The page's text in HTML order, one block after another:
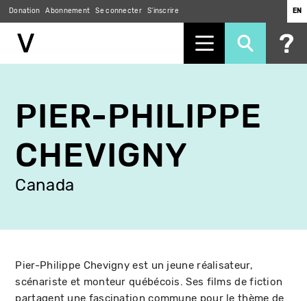
contenu
principal
Donation Abonnement Se connecter S'inscrire EN
PIER-PHILIPPE
CHEVIGNY
Canada
Pier-Philippe Chevigny est un jeune réalisateur,
scénariste et monteur québécois. Ses films de fiction
partagent une fascination commune pour le thème de